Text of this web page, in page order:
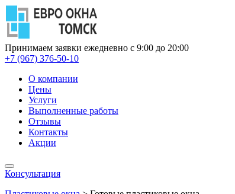
Принимаем заявки ежедневно с 9:00 до 20:00
+7 (967) 376-50-10
О компании
Цены
Услуги
Выполненные работы
Отзывы
Контакты
Акции
Консультация